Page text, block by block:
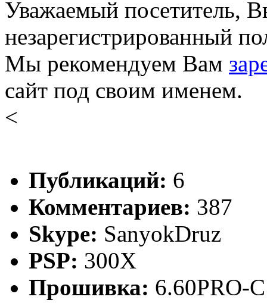
Уважаемый посетитель,
незарегистрированный
Мы рекомендуем Вам
сайт под своим именем.
<
Публикаций: 6
Комментариев: 387
Skype: SanyokDruz
PSP: 300X
Прошивка: 6.60PRO-C